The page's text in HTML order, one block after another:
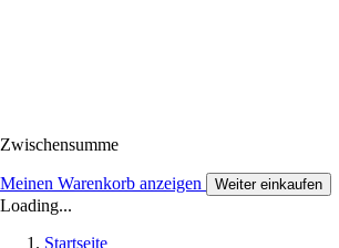
Zwischensumme
Meinen Warenkorb anzeigen Weiter einkaufen
Loading...
Startseite